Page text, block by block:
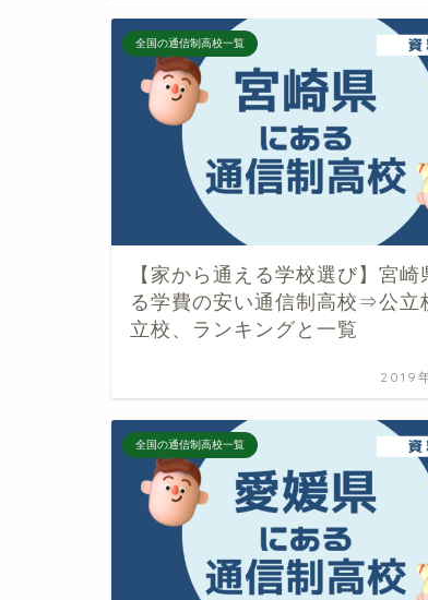
全国の通信制高校一覧
【家から通える学校選び】宮崎
る学費の安い通信制高校⇒公立
立校、ランキングと一覧
2019
全国の通信制高校一覧